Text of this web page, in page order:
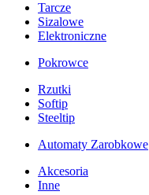
Tarcze
Sizalowe
Elektroniczne
Pokrowce
Rzutki
Softip
Steeltip
Automaty Zarobkowe
Akcesoria
Inne